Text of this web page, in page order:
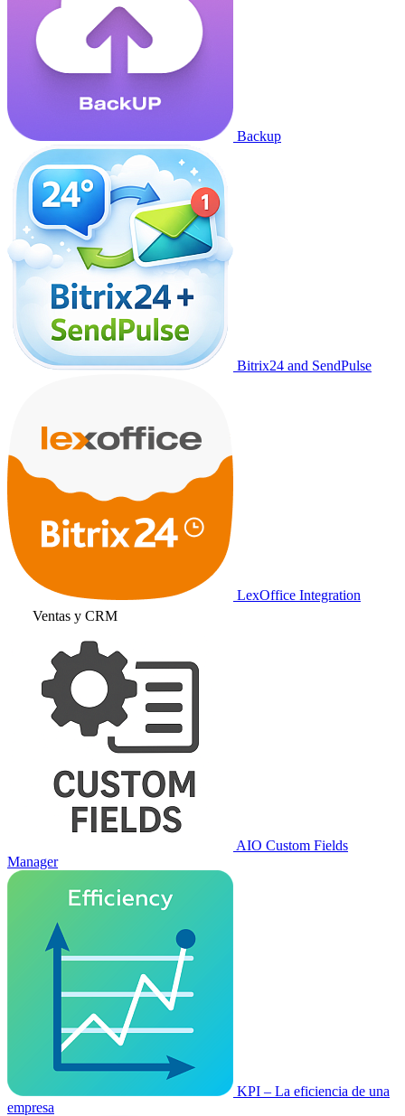
Backup
Bitrix24 and SendPulse
LexOffice Integration
Ventas y CRM
AIO Custom Fields
Manager
KPI – La eficiencia de una
empresa